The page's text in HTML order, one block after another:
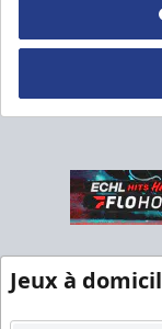
Table VIP
Jeux à